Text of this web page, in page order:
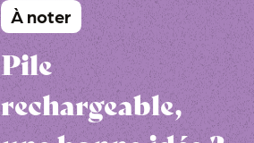
À noter
Pile
rechargeable,